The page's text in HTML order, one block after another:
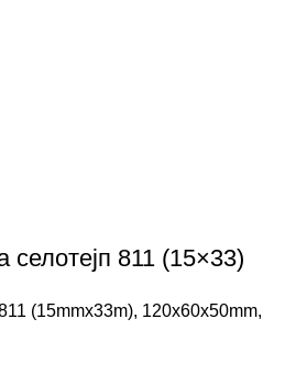
811 (15×33)
(15mmx33m), 120х60х50mm,